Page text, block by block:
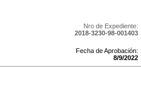
Nro de Expediente:
2018-3230-98-001403
Fecha de Aprobación:
8/9/2022